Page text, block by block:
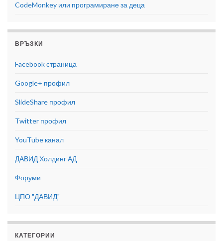
CodeMonkey или програмиране за деца
ВРЪЗКИ
Facebook страница
Google+ профил
SlideShare профил
Twitter профил
YouTube канал
ДАВИД Холдинг АД
Форуми
ЦПО "ДАВИД"
КАТЕГОРИИ